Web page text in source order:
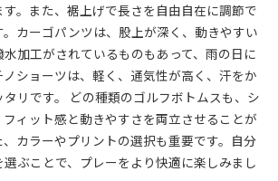
。また、裾上げで長さを自由自在に調節で
カーゴパンツは、股上が深く、動きやすい
加工がされているものもあって、雨の日に
ショーツは、軽く、通気性が高く、汗をか
リです。 どの種類のゴルフボトムスも、シ
ィット感と動きやすさを両立させることが
カラーやプリントの選択も重要です。自分
ぶことで、プレーをより快適に楽しみまし